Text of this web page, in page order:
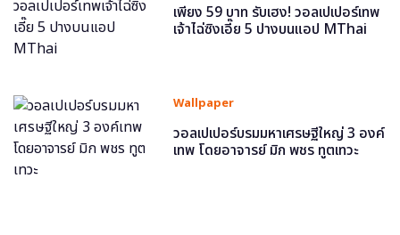
เพียง 59 บาท รับเฮง! วอลเปเปอร์เทพ
เจ้าไฉ่ซิงเอี๊ย 5 ปางบนแอป MThai
Wallpaper
วอลเปเปอร์บรมมหาเศรษฐีใหญ่ 3 องค์
เทพ โดยอาจารย์ มิก พชร ทูตเทวะ